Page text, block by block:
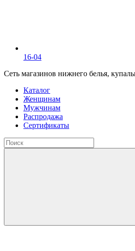
16-04
Сеть магазинов нижнего белья,
Каталог
Женщинам
Мужчинам
Распродажа
Сертификаты